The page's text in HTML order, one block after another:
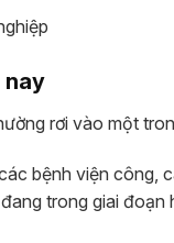
nay
rơi vào một
bệnh viện công,
trong giai